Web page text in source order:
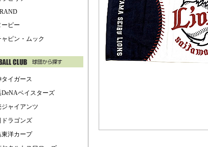
ーピー
ャピン・ムック
タイガース
DeNAベイスターズ
ジャイアンツ
ドラゴンズ
東洋カープ